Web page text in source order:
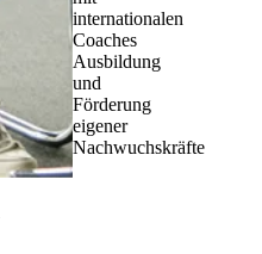
internationalen
Coaches
Ausbildung
und
Förderung
eigener
Nachwuchskräfte